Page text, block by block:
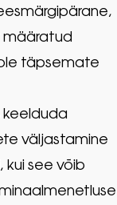
määratud
täpsemate
väljastamine
kui see võib